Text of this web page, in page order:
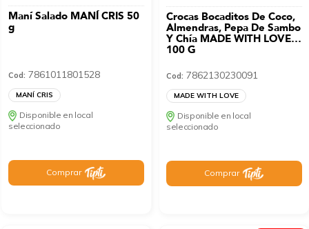
Maní Salado MANÍ CRIS 50
g
Cod: 7861011801528
MANÍ CRIS
Disponible en local
seleccionado
Comprar
Crocas Bocaditos De Coco,
Almendras, Pepa De Sambo
Y Chía MADE WITH LOVE
100 G
Cod: 7862130230091
MADE WITH LOVE
Disponible en local
seleccionado
Comprar